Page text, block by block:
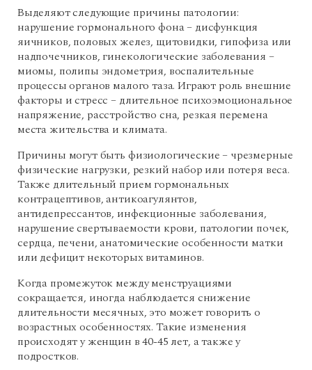
Выделяют следующие причины патологии:
нарушение гормонального фона – дисфункция
яичников, половых желез, щитовидки, гипофиза или
надпочечников, гинекологические заболевания –
миомы, полипы эндометрия, воспалительные
процессы органов малого таза. Играют роль внешние
факторы и стресс – длительное психоэмоциональное
напряжение, расстройство сна, резкая перемена
места жительства и климата.
Причины могут быть физиологические – чрезмерные
физические нагрузки, резкий набор или потеря веса.
Также длительный прием гормональных
контрацептивов, антикоагулянтов,
антидепрессантов, инфекционные заболевания,
нарушение свертываемости крови, патологии почек,
сердца, печени, анатомические особенности матки
или дефицит некоторых витаминов.
Когда промежуток между менструациями
сокращается, иногда наблюдается снижение
длительности месячных, это может говорить о
возрастных особенностях. Такие изменения
происходят у женщин в 40-45 лет, а также у
подростков.